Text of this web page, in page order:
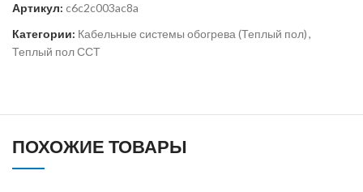
Артикул: c6c2c003ac8a
Категории: Кабельные системы обогрева (Теплый пол),
Теплый пол ССТ
ПОХОЖИЕ ТОВАРЫ